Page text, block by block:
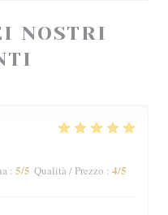
NOSTRI
: 5/5 Qualità / Prezzo : 4/5